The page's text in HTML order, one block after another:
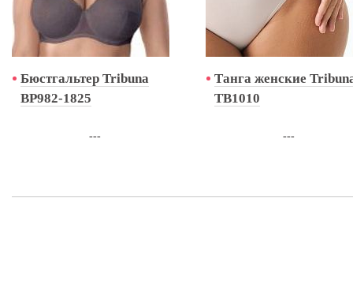
Бюстгальтер Tribuna
BP982-1825
---
Танга женские
TB1010
---